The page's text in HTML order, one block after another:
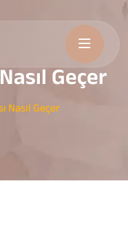
Geçer
Nasıl Geçer